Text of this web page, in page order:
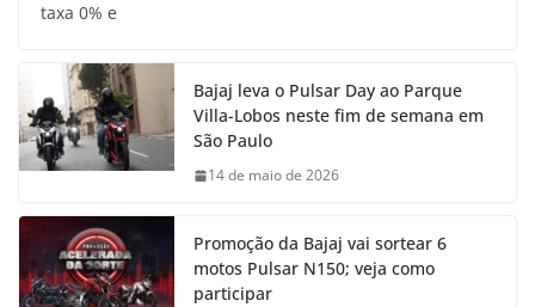
taxa 0% e
Bajaj leva o Pulsar Day ao Parque
Villa-Lobos neste fim de semana em
São Paulo
14 de maio de 2026
Promoção da Bajaj vai sortear 6
motos Pulsar N150; veja como
participar